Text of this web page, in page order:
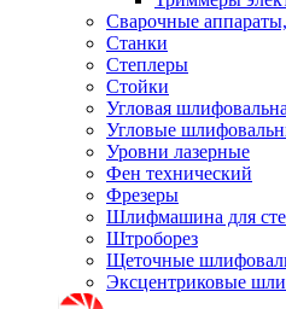
Сварочные аппараты,
Станки
Степлеры
Стойки
Угловая
Угловые
Уровни лазерные
Фен технический
Фрезеры
Шлифмашина для
Штроборез
Щеточные
Эксцентриковые